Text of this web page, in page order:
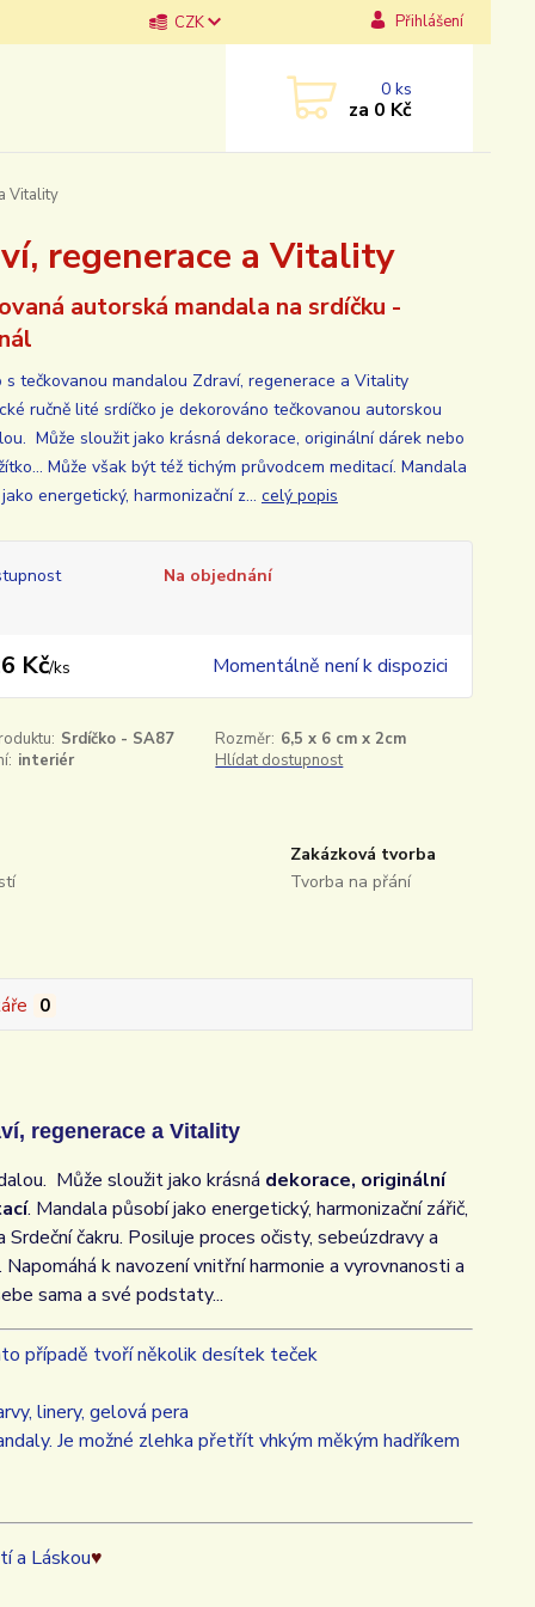
CZK Přihlášení
0ks
za 0 Kč
Vitality
regenerace a Vitality
autorská mandala na srdíčku -
s tečkovanou mandalou Zdraví, regenerace a Vitality
ručně lité srdíčko je dekorováno tečkovanou autorskou
Může sloužit jako krásná dekorace, originální dárek nebo
Může však být též tichým průvodcem meditací. Mandala
energetický, harmonizační z... celý popis
Na objednání
Kč/ks Momentálně není k dispozici
Srdíčko - SA87 Rozměr: 6,5 x 6 cm x 2cm
interiér Hlídat dostupnost
Zakázková tvorba
Tvorba na přání
0
regenerace a Vitality
Může sloužit jako krásná dekorace, originální
. Mandala působí jako energetický, harmonizační zářič,
čakru. Posiluje proces očisty, sebeúzdravy a
k navození vnitřní harmonie a vyrovnanosti a
sama a své podstaty...
případě tvoří několik desítek teček
linery, gelová pera
Je možné zlehka přetřít vhkým měkým hadříkem
a Láskou♥